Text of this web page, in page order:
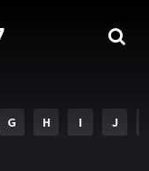
G H I J